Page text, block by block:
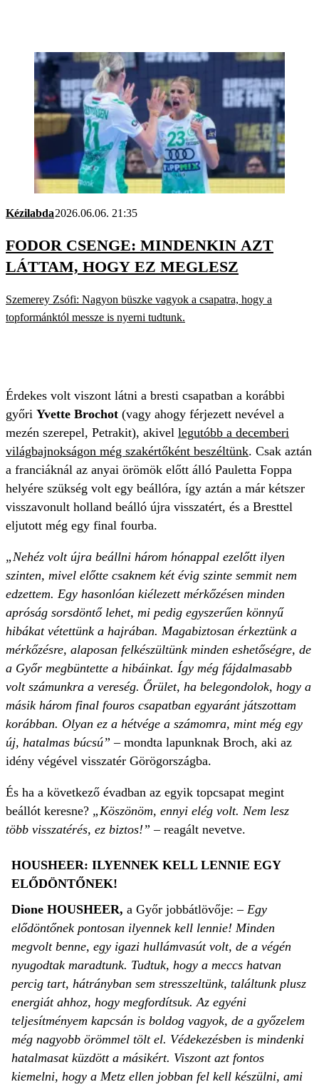
Kézilabda2026.06.06. 21:35
FODOR CSENGE: MINDENKIN AZT
LÁTTAM, HOGY EZ MEGLESZ
Szemerey Zsófi: Nagyon büszke vagyok a csapatra, hogy a
topformánktól messze is nyerni tudtunk.
Érdekes volt viszont látni a bresti csapatban a korábbi
győri Yvette Brochot (vagy ahogy férjezett nevével a
mezén szerepel, Petrakit), akivel legutóbb a decemberi
világbajnokságon még szakértőként beszéltünk. Csak aztán
a franciáknál az anyai örömök előtt álló Pauletta Foppa
helyére szükség volt egy beállóra, így aztán a már kétszer
visszavonult holland beálló újra visszatért, és a Bresttel
eljutott még egy final fourba.
„Nehéz volt újra beállni három hónappal ezelőtt ilyen
szinten, mivel előtte csaknem két évig szinte semmit nem
edzettem. Egy hasonlóan kiélezett mérkőzésen minden
apróság sorsdöntő lehet, mi pedig egyszerűen könnyű
hibákat vétettünk a hajrában. Magabiztosan érkeztünk a
mérkőzésre, alaposan felkészültünk minden eshetőségre, de
a Győr megbüntette a hibáinkat. Így még fájdalmasabb
volt számunkra a vereség. Őrület, ha belegondolok, hogy a
másik három final fouros csapatban egyaránt játszottam
korábban. Olyan ez a hétvége a számomra, mint még egy
új, hatalmas búcsú” – mondta lapunknak Broch, aki az
idény végével visszatér Görögországba.
És ha a következő évadban az egyik topcsapat megint
beállót keresne? „Köszönöm, ennyi elég volt. Nem lesz
több visszatérés, ez biztos!” – reagált nevetve.
HOUSHEER: ILYENNEK KELL LENNIE EGY
ELŐDÖNTŐNEK!
Dione HOUSHEER, a Győr jobbátlövője:– Egy
elődöntőnek pontosan ilyennek kell lennie! Minden
megvolt benne, egy igazi hullámvasút volt, de a végén
nyugodtak maradtunk. Tudtuk, hogy a meccs hatvan
percig tart, hátrányban sem stresszeltünk, találtunk plusz
energiát ahhoz, hogy megfordítsuk. Az egyéni
teljesítményem kapcsán is boldog vagyok, de a győzelem
még nagyobb örömmel tölt el. Védekezésben is mindenki
hatalmasat küzdött a másikért. Viszont azt fontos
kiemelni, hogy a Metz ellen jobban fel kell készülni, ami